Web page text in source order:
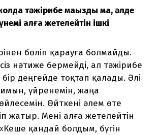
тәжірибе маңызды ма, әлде
алға жетелейтін ішкі
бөліп қарауға болмайды.
нәтиже бермейді, ал тәжірибе
бір деңгейде тоқтап қалады. Әлі
үйренемін, жаңа
Өйткені әлем өте
жатыр. Мені алға жетелейтін
қандай болдым, бүгін